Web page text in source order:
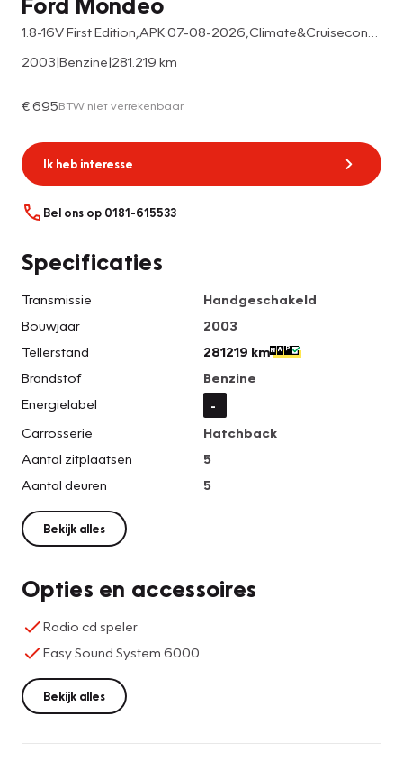
2003|Benzine|281.219 km
€ 695BTW niet verrekenbaar
Ik heb interesse
Bel ons op 0181-615533
Specificaties
Transmissie
Handgeschakeld
Bouwjaar
2003
Tellerstand
281219 km
Brandstof
Benzine
Energielabel
-
Carrosserie
Hatchback
Aantal zitplaatsen
5
Aantal deuren
5
Bekijk alles
Opties en accessoires
Radio cd speler
Easy Sound System 6000
Bekijk alles